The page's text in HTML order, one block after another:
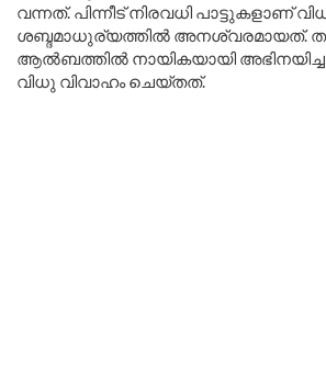
വന്നത്. പിന്നീട് നിരവധി പാട്ടുകളാണ്
ശബ്ദമാധുര്യത്തിൽ അനശ്വരമായത്.
ആൽബത്തിൽ നായികയായി അഭിനയിച്ച
വിധു വിവാഹം ചെയ്തത്.